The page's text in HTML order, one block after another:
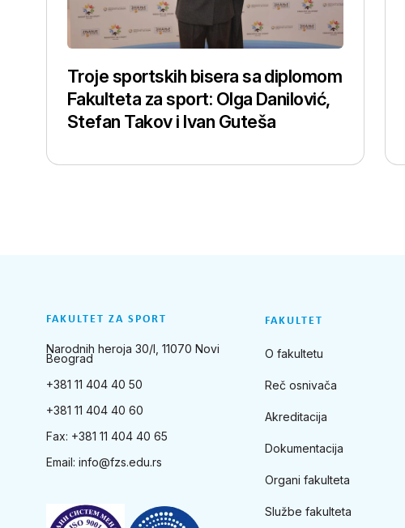
Troje sportskih bisera sa diplomom
Fakulteta za sport: Olga Danilović,
Stefan Takov i Ivan Guteša
FAKULTET ZA SPORT
Narodnih heroja 30/I, 11070 Novi
Beograd
+381 11 404 40 50
+381 11 404 40 60
Fax: +381 11 404 40 65
Email: info@fzs.edu.rs
FAKULTET
O fakultetu
Reč osnivača
Akreditacija
Dokumentacija
Organi fakulteta
Službe fakulteta